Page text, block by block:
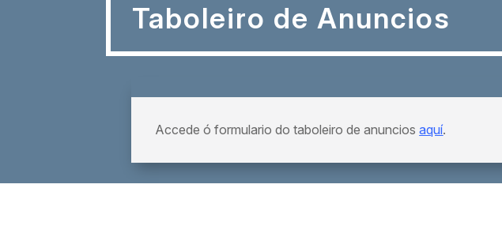
Taboleiro de Anuncios
Accede ó formulario do taboleiro de anunciosaquí.